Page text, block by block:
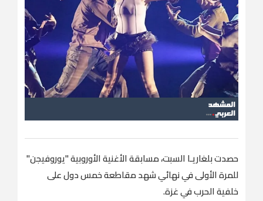
حصدت ⁠بلغاريـا السبت، مسابقة الأغنية الأوروبية "يوروفيجن"
‌للمرة الأولى في ‌نهائي ‌شهد مقاطعة خمس دول على
خلفية الحرب في غزة.